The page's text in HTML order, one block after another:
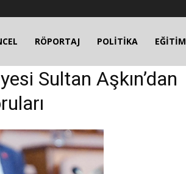
RÖPORTAJ POLİTİKA EĞİTİM
Sultan Aşkın’dan